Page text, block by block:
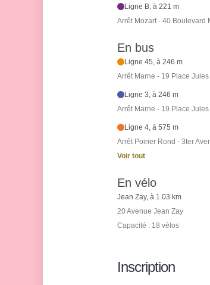
Ligne B, à 221 m
Arrêt Mozart - 40 Boulevard
En bus
Ligne 45, à 246 m
Arrêt Marne - 19 Place
Ligne 3, à 246 m
Arrêt Marne - 19 Place
Ligne 4, à 575 m
Arrêt Poirier Rond - 3ter
Voir tout
En vélo
Jean Zay, à 1.03 km
20 Avenue Jean Zay
Capacité : 18 vélos
Inscription